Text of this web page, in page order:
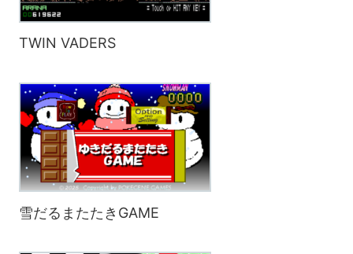
TWIN VADERS
雪だるまたたきGAME